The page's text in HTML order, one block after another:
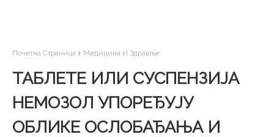
Почетна Страница Медицина И Здравље
ТАБЛЕТЕ ИЛИ СУСПЕНЗИЈА
НЕМОЗОЛ УПОРЕЂУЈУ
ОБЛИКЕ ОСЛОБАЂАЊА И